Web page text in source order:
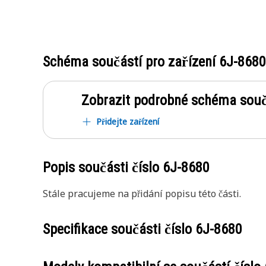
Schéma součástí pro zařízení 6J-8680
Zobrazit podrobné schéma
Přidejte zařízení
Popis součásti číslo 6J-8680
Stále pracujeme na přidání popisu této části.
Specifikace součásti číslo 6J-8680